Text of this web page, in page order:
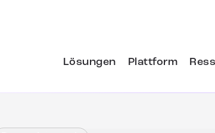
Lösungen Plattform